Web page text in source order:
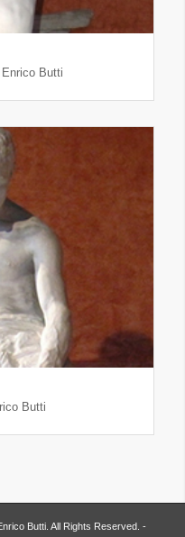
Butti
Butti
Butti. All Rights Reserved. -